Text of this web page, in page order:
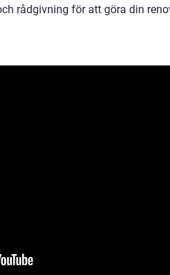
rådgivning för att göra din